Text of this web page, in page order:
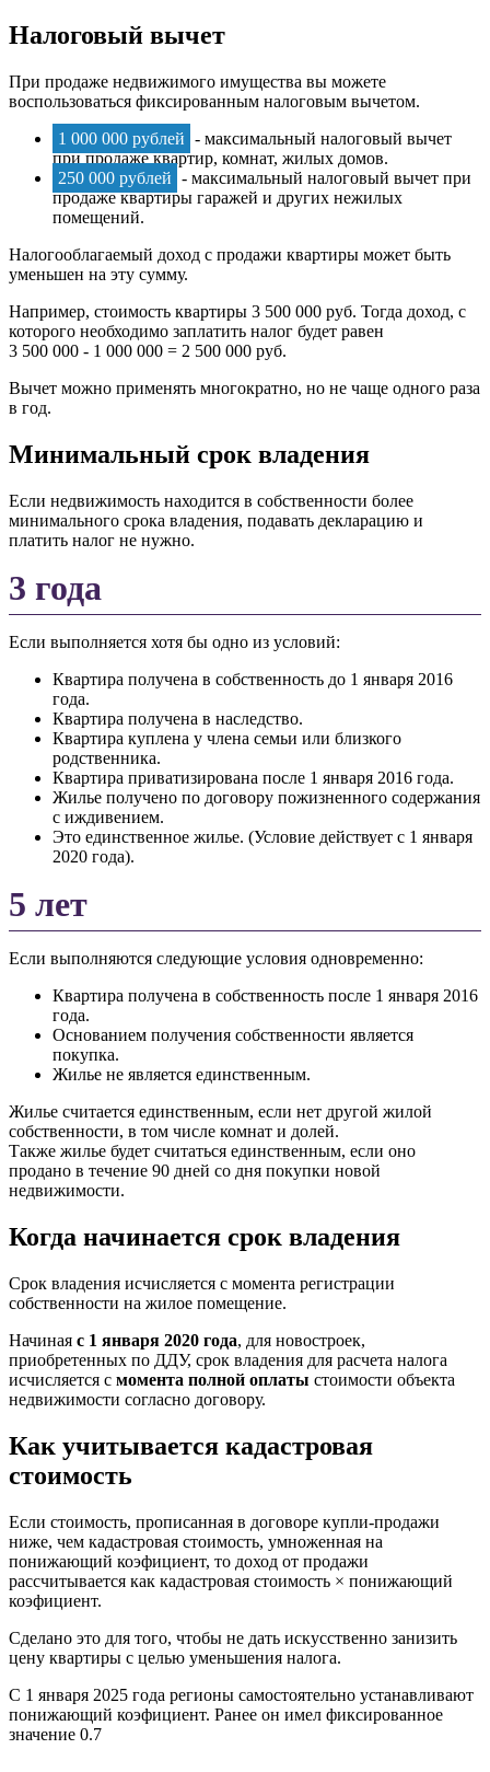
Налоговый вычет
При продаже недвижимого имущества вы можете
воспользоваться фиксированным налоговым вычетом.
1 000 000 рублей - максимальный налоговый вычет
при продаже квартир, комнат, жилых домов.
250 000 рублей - максимальный налоговый вычет при
продаже квартиры гаражей и других нежилых
помещений.
Налогооблагаемый доход с продажи квартиры может быть
уменьшен на эту сумму.
Например, стоимость квартиры 3 500 000 руб. Тогда доход, с
которого необходимо заплатить налог будет равен
3 500 000 - 1 000 000 = 2 500 000 руб.
Вычет можно применять многократно, но не чаще одного раза
в год.
Минимальный срок владения
Если недвижимость находится в собственности более
минимального срока владения, подавать декларацию и
платить налог не нужно.
3 года
Если выполняется хотя бы одно из условий:
Квартира получена в собственность до 1 января 2016
года.
Квартира получена в наследство.
Квартира куплена у члена семьи или близкого
родственника.
Квартира приватизирована после 1 января 2016 года.
Жилье получено по договору пожизненного содержания
с иждивением.
Это единственное жилье. (Условие действует с 1 января
2020 года).
5 лет
Если выполняются следующие условия одновременно:
Квартира получена в собственность после 1 января 2016
года.
Основанием получения собственности является
покупка.
Жилье не является единственным.
Жилье считается единственным, если нет другой жилой
собственности, в том числе комнат и долей.
Также жилье будет считаться единственным, если оно
продано в течение 90 дней со дня покупки новой
недвижимости.
Когда начинается срок владения
Срок владения исчисляется с момента регистрации
собственности на жилое помещение.
Начиная с 1 января 2020 года, для новостроек,
приобретенных по ДДУ, срок владения для расчета налога
исчисляется с момента полной оплаты стоимости объекта
недвижимости согласно договору.
Как учитывается кадастровая
стоимость
Если стоимость, прописанная в договоре купли-продажи
ниже, чем кадастровая стоимость, умноженная на
понижающий коэфициент, то доход от продажи
рассчитывается как кадастровая стоимость × понижающий
коэфициент.
Сделано это для того, чтобы не дать искусственно занизить
цену квартиры с целью уменьшения налога.
С 1 января 2025 года регионы самостоятельно устанавливают
понижающий коэфициент. Ранее он имел фиксированное
значение 0.7